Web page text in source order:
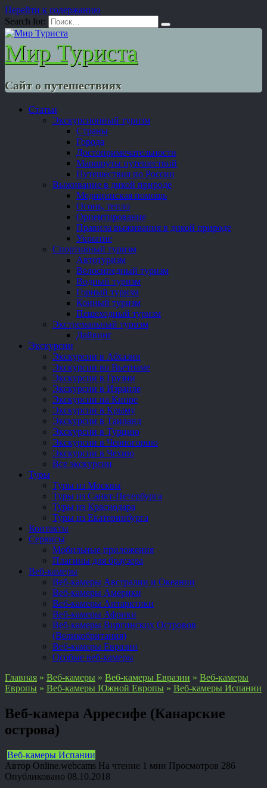
Перейти к содержанию
Search for:
Мир Туриста
Сайт о путешествиях
Статьи
Экскурсионный туризм
Страны
Города
Достопримечательности
Маршруты путешествий
Путешествия по России
Выживание в дикой природе
Медицинская помощь
Огонь, тепло
Ориентирование
Правила выживания в дикой природе
Укрытие
Спортивный туризм
Автотуризм
Велосипедный туризм
Водный туризм
Горный туризм
Конный туризм
Пешеходный туризм
Экстремальный туризм
Дайвинг
Экскурсии
Экскурсии в Абхазии
Экскурсии во Вьетнаме
Экскурсии в Грузии
Экскурсии в Израиле
Экскурсии на Кипре
Экскурсии в Крыму
Экскурсии в Таиланд
Экскурсии в Турцию
Экскурсии в Черногорию
Экскурсии в Чехию
Все экскурсии
Туры
Туры из Москвы
Туры из Санкт-Петербурга
Туры из Краснодара
Туры из Екатеринбурга
Контакты
Сервисы
Мобильные приложения
Плагины для браузера
Веб-камеры
Веб-камеры Австралии и Океании
Веб-камеры Америки
Веб-камеры Антарктики
Веб-камеры Африки
Веб-камеры Виргинских Островов
(Великобритания)
Веб-камеры Евразии
Особые веб-камеры
Главная » Веб-камеры » Веб-камеры Евразии » Веб-камеры
Европы » Веб-камеры Южной Европы » Веб-камеры Испании
Веб-камера Арресифе (Канарские
острова)
Веб-камеры Испании
Автор Online.webcams На чтение 1 мин Просмотров 286
Опубликовано 08.10.2018